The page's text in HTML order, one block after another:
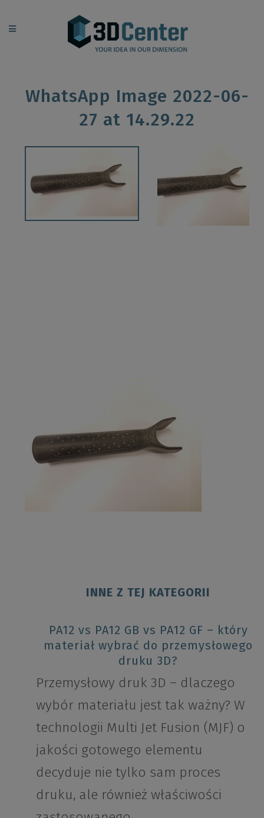
WhatsApp Image 2022-06-
27 at 14.29.22
INNE Z TEJ KATEGORII
PA12 vs PA12 GB vs PA12 GF – który
materiał wybrać do przemysłowego
druku 3D?
Przemysłowy druk 3D – dlaczego
wybór materiału jest tak ważny? W
technologii Multi Jet Fusion (MJF) o
jakości gotowego elementu
decyduje nie tylko sam proces
druku, ale również właściwości